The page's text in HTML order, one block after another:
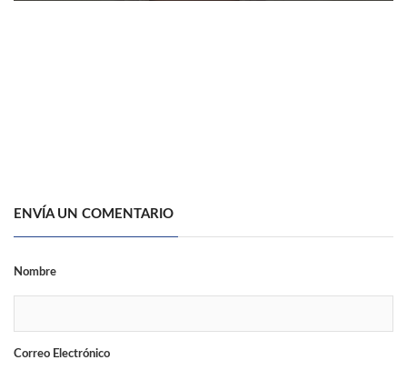
ENVÍA UN COMENTARIO
Nombre
Correo Electrónico